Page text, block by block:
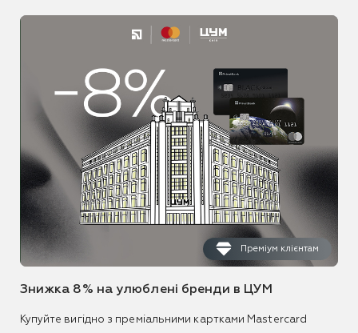
Преміум клієнтам
Знижка 8% на улюблені бренди в ЦУМ
Купуйте вигідно з преміальними картками Mastercard